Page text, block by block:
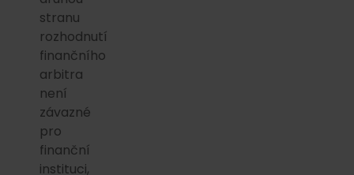
stranu
rozhodnutí
finančního
arbitra
není
závazné
pro
finanční
instituci,